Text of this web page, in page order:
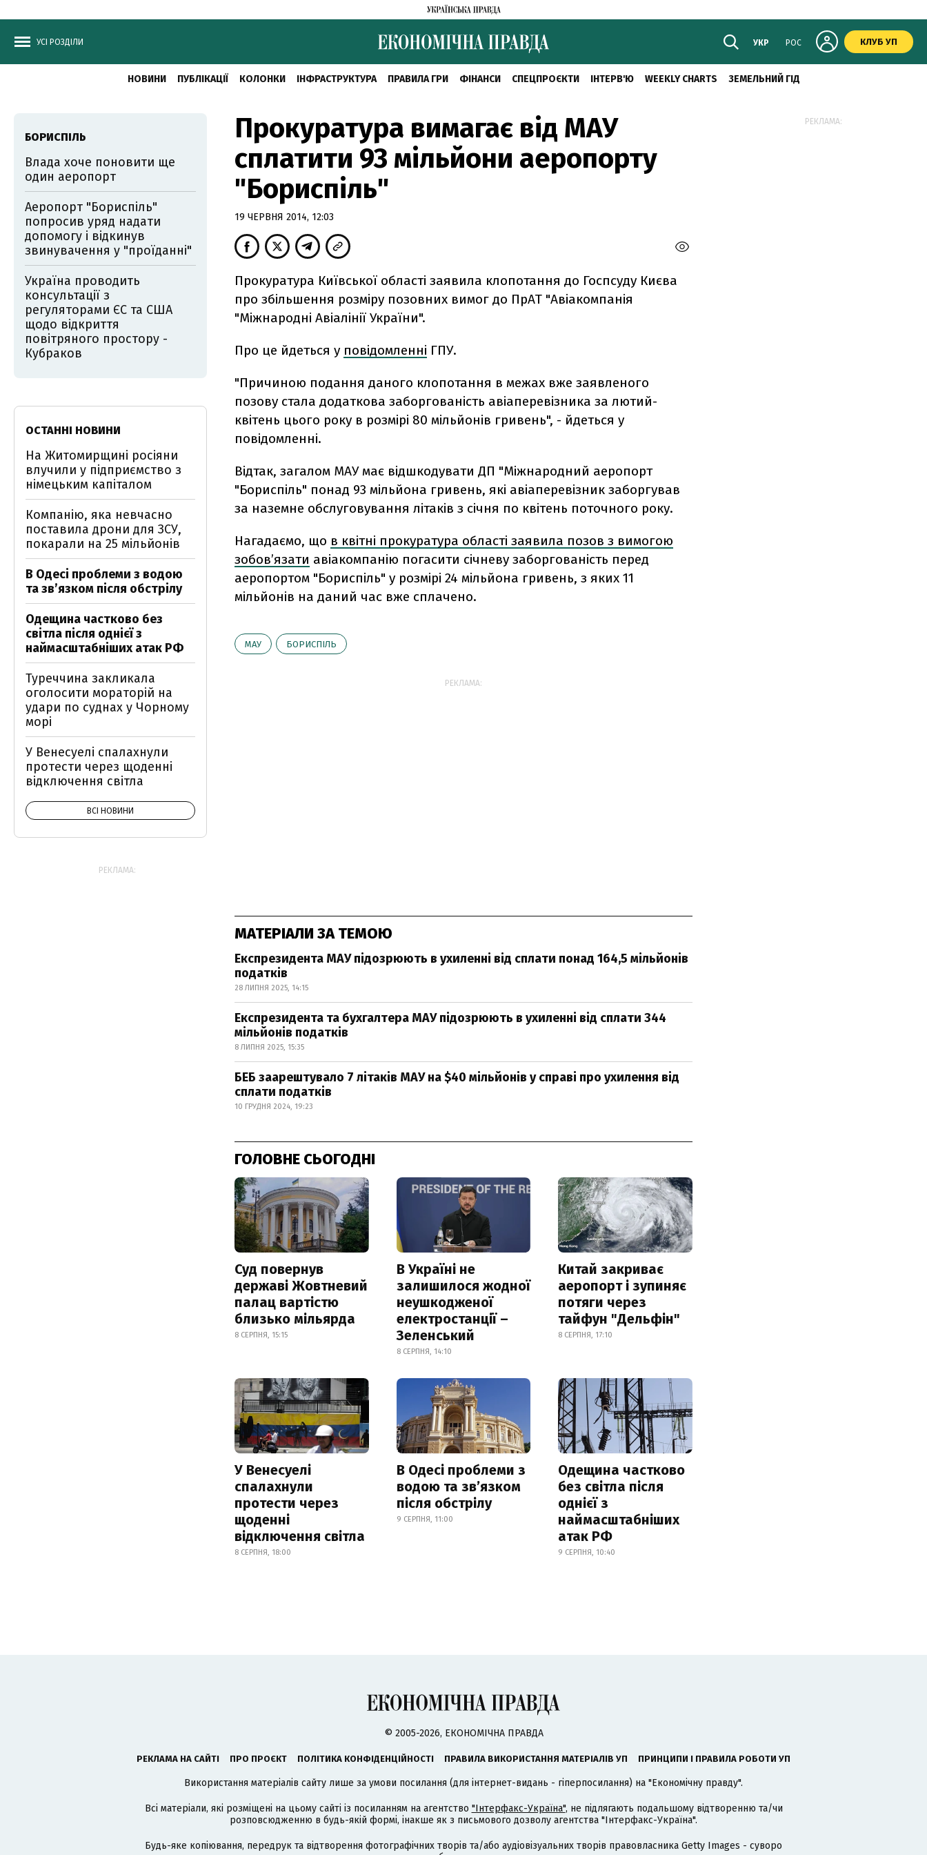
УСІ РОЗДІЛИ УКР РОС КЛУБ УП
НОВИНИ ПУБЛІКАЦІЇ КОЛОНКИ ІНФРАСТРУКТУРА ПРАВИЛА ГРИ ФІНАНСИ СПЕЦПРОЄКТИ ІНТЕРВ'Ю WEEKLY CHARTS ЗЕМЕЛЬНИЙ ГІД
Прокуратура вимагає від МАУ
сплатити 93 мільйони аеропорту
"Бориспіль"
19 ЧЕРВНЯ 2014, 12:03
Прокуратура Київської області заявила клопотання до Госпсуду Києва
про збільшення розміру позовних вимог до ПрАТ "Авіакомпанія
"Міжнародні Авіалінії України".
Про це йдеться у повідомленні ГПУ.
"Причиною подання даного клопотання в межах вже заявленого
позову стала додаткова заборгованість авіаперевізника за лютий-
квітень цього року в розмірі 80 мільйонів гривень", - йдеться у
повідомленні.
Відтак, загалом МАУ має відшкодувати ДП "Міжнародний аеропорт
"Бориспіль" понад 93 мільйона гривень, які авіаперевізник заборгував
за наземне обслуговування літаків з січня по квітень поточного року.
Нагадаємо, що в квітні прокуратура області заявила позов з вимогою
зобов’язати авіакомпанію погасити січневу заборгованість перед
аеропортом "Бориспіль" у розмірі 24 мільйона гривень, з яких 11
мільйонів на даний час вже сплачено.
МАУ БОРИСПІЛЬ
РЕКЛАМА:
МАТЕРІАЛИ ЗА ТЕМОЮ
Експрезидента МАУ підозрюють в ухиленні від сплати понад 164,5 мільйонів
податків
28 ЛИПНЯ 2025, 14:15
Експрезидента та бухгалтера МАУ підозрюють в ухиленні від сплати 344
мільйонів податків
8 ЛИПНЯ 2025, 15:35
БЕБ заарештувало 7 літаків МАУ на $40 мільйонів у справі про ухилення від
сплати податків
10 ГРУДНЯ 2024, 19:23
ГОЛОВНЕ СЬОГОДНІ
Суд повернув
державі Жовтневий
палац вартістю
близько мільярда
8 СЕРПНЯ, 15:15
В Україні не
залишилося жодної
неушкодженої
електростанції –
Зеленський
8 СЕРПНЯ, 14:10
Китай закриває
аеропорт і зупиняє
потяги через
тайфун "Дельфін"
8 СЕРПНЯ, 17:10
У Венесуелі
спалахнули
протести через
щоденні
відключення світла
8 СЕРПНЯ, 18:00
В Одесі проблеми з
водою та звʼязком
після обстрілу
9 СЕРПНЯ, 11:00
Одещина частково
без світла після
однієї з
наймасштабніших
атак РФ
9 СЕРПНЯ, 10:40
БОРИСПІЛЬ
Влада хоче поновити ще
один аеропорт
Аеропорт "Бориспіль"
попросив уряд надати
допомогу і відкинув
звинувачення у "проїданні"
Україна проводить
консультації з
регуляторами ЄС та США
щодо відкриття
повітряного простору -
Кубраков
ОСТАННІ НОВИНИ
На Житомирщині росіяни
влучили у підприємство з
німецьким капіталом
Компанію, яка невчасно
поставила дрони для ЗСУ,
покарали на 25 мільйонів
В Одесі проблеми з водою
та звʼязком після обстрілу
Одещина частково без
світла після однієї з
наймасштабніших атак РФ
Туреччина закликала
оголосити мораторій на
удари по суднах у Чорному
морі
У Венесуелі спалахнули
протести через щоденні
відключення світла
ВСІ НОВИНИ
РЕКЛАМА:
РЕКЛАМА:
© 2005-2026, ЕКОНОМІЧНА ПРАВДА
РЕКЛАМА НА САЙТІ ПРО ПРОЄКТ ПОЛІТИКА КОНФІДЕНЦІЙНОСТІ ПРАВИЛА ВИКОРИСТАННЯ МАТЕРІАЛІВ УП ПРИНЦИПИ І ПРАВИЛА РОБОТИ УП
Використання матеріалів сайту лише за умови посилання (для інтернет-видань - гіперпосилання) на "Економічну правду".
Всі матеріали, які розміщені на цьому сайті із посиланням на агентство "Інтерфакс-Україна", не підлягають подальшому відтворенню та/чи
розповсюдженню в будь-якій формі, інакше як з письмового дозволу агентства "Інтерфакс-Україна".
Будь-яке копіювання, передрук та відтворення фотографічних творів та/або аудіовізуальних творів правовласника Getty Images - суворо